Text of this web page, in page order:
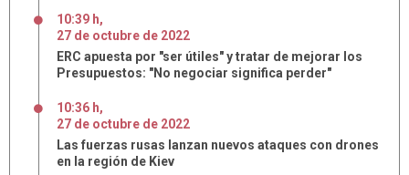
10:39 h,
27 de octubre de 2022
ERC apuesta por "ser útiles" y tratar de mejorar los
Presupuestos: "No negociar significa perder"
10:36 h,
27 de octubre de 2022
Las fuerzas rusas lanzan nuevos ataques con drones
en la región de Kiev